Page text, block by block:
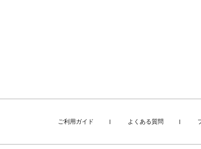
ご利用ガイド よくある質問